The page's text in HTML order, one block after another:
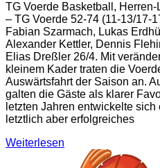
TG Voerde Basketball, Herren-
– TG Voerde 52-74 (11-13/17-
Fabian Szarmach, Lukas
Alexander Kettler, Dennis
Elias Dreßler 26/4. Mit
kleinem Kader traten die
Auswärtsfahrt der Saison an.
galten die Gäste als klarer
letzten Jahren entwickelte
letztlich aber erfolgreiches
Weiterlesen